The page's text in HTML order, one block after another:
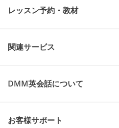
レッスン予約・教材
関連サービス
DMM英会話について
お客様サポート